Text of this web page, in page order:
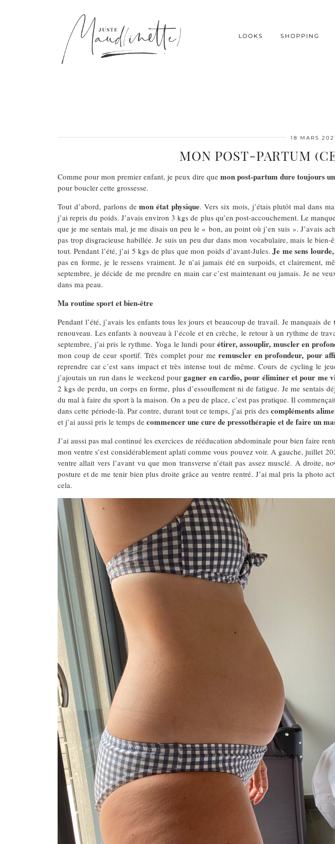
LOOKS SHOPPING
18 MARS
MON POST-PARTUM
Comme pour mon premier enfant, je peux dire que mon post-partum dure toujours
pour boucler cette grossesse.
Tout d’abord, parlons demon état physique. Vers six mois, j’étais plutôt mal dans
j’ai repris du poids. J’avais environ 3 kgs de plus qu’en post-accouchement. Le
que je me sentais mal, je me disais un peu le « bon, au point où j’en suis ». J’avais
pas trop disgracieuse habillée. Je suis un peu dur dans mon vocabulaire, mais le
tout. Pendant l’été, j’ai 5 kgs de plus que mon poids d’avant-Jules.Je me sens
pas en forme, je le ressens vraiment. Je n’ai jamais été en surpoids, et clairement,
septembre, je décide de me prendre en main car c’est maintenant ou jamais. Je ne
dans ma peau.
Ma routine sport et bien-être
Pendant l’été, j’avais les enfants tous les jours et beaucoup de travail. Je manquais
renouveau. Les enfants à nouveau à l’école et en crèche, le retour à un rythme de
septembre, j’ai pris le rythme. Yoga le lundi pour étirer, assouplir, muscler en
mon coup de ceur sportif. Très complet pour meremuscler en profondeur, pour
reprendre car c’est sans impact et très intense tout de même. Cours de cycling le
j’ajoutais un run dans le weekend pourgagner en cardio, pour éliminer et pour me
2 kgs de perdu, un corps en forme, plus d’essouflement ni de fatigue. Je me sentais
du mal à faire du sport à la maison. On a peu de place, c’est pas pratique. Il
dans cette période-là. Par contre, durant tout ce temps, j’ai pris descompléments
et j’ai aussi pris le temps de commencer une cure de pressothérapie et de faire un
J’ai aussi pas mal continué les exercices de rééducation abdominale pour bien faire
mon ventre s’est considérablement aplati comme vous pouvez voir. A gauche, juillet
ventre allait vers l’avant vu que mon transverse n’était pas assez musclé. A droite,
posture et de me tenir bien plus droite grâce au ventre rentré. J’ai mal pris la photo
cela.